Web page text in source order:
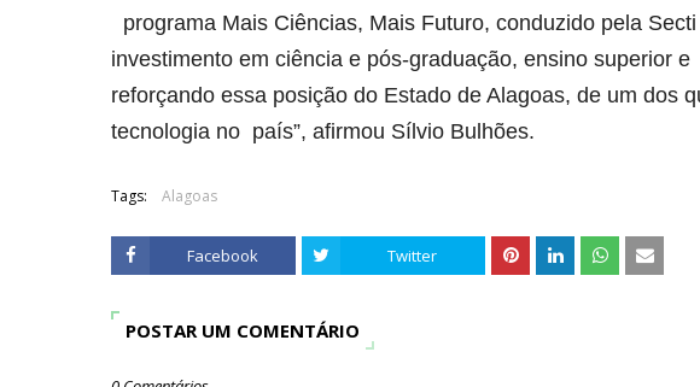
programa Mais Ciências, Mais Futuro, conduzido pela
investimento em ciência e pós-graduação, ensino superior
reforçando essa posição do Estado de Alagoas, de um dos
tecnologia no país”, afirmou Sílvio Bulhões.
Tags: Alagoas
Facebook Twitter
POSTAR UM COMENTÁRIO